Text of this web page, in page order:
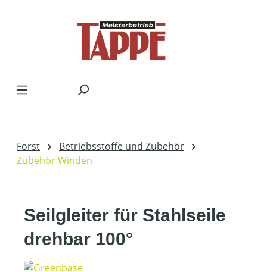
Forst
Betriebsstoffe und Zubehör
Zubehör Winden
Seilgleiter für Stahlseile
drehbar 100°